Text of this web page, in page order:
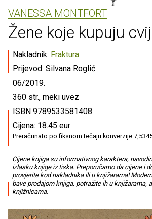
VANESSA MONTFORT
Žene koje kupuju
Nakladnik: Fraktura
Prijevod: Silvana Roglić
06/2019.
360 str., meki uvez
ISBN 9789533581408
Cijena: 18.45 eur
Preračunato po fiksnom tečaju konverzije
Cijene knjiga su informativnog karaktera,
izlasku knjige iz tiska. Preporučamo da cijene i
provjerite kod nakladnika ili u knjižarama!
bave prodajom knjiga, potražite ih u knjižarama,
knjižnicama.